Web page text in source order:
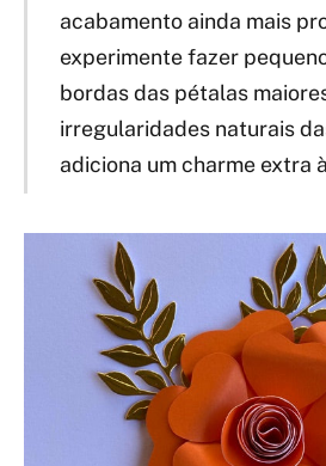
acabamento ainda mais
experimente fazer
bordas das pétalas
irregularidades naturais
adiciona um charme extra